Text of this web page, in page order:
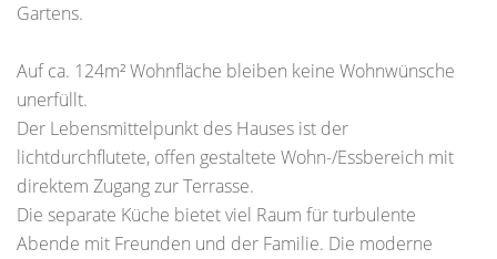
Gartens.
Auf ca. 124m² Wohnfläche bleiben keine Wohnwünsche
unerfüllt.
Der Lebensmittelpunkt des Hauses ist der
lichtdurchflutete, offen gestaltete Wohn-/Essbereich mit
direktem Zugang zur Terrasse.
Die separate Küche bietet viel Raum für turbulente
Abende mit Freunden und der Familie. Die moderne